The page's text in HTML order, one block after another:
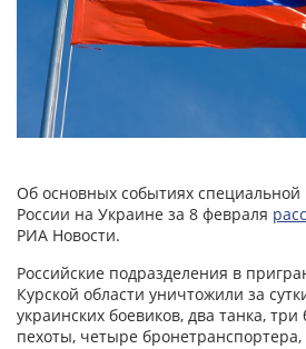
Об основных событиях
России на Украине за 8 февраля
РИА Новости.
Российские подразделения в
Курской области уничтожили за
украинских боевиков, два танка,
пехоты, четыре